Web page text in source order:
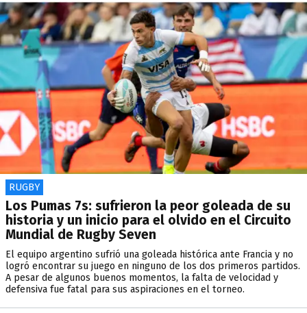
RUGBY
Los Pumas 7s: sufrieron la peor goleada de su
historia y un inicio para el olvido en el Circuito
Mundial de Rugby Seven
El equipo argentino sufrió una goleada histórica ante Francia y no
logró encontrar su juego en ninguno de los dos primeros partidos.
A pesar de algunos buenos momentos, la falta de velocidad y
defensiva fue fatal para sus aspiraciones en el torneo.